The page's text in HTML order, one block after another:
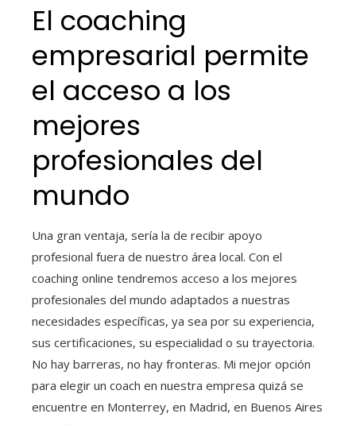
El coaching
empresarial permite
el acceso a los
mejores
profesionales del
mundo
Una gran ventaja, sería la de recibir apoyo
profesional fuera de nuestro área local. Con el
coaching online tendremos acceso a los mejores
profesionales del mundo adaptados a nuestras
necesidades específicas, ya sea por su experiencia,
sus certificaciones, su especialidad o su trayectoria.
No hay barreras, no hay fronteras. Mi mejor opción
para elegir un coach en nuestra empresa quizá se
encuentre en Monterrey, en Madrid, en Buenos Aires